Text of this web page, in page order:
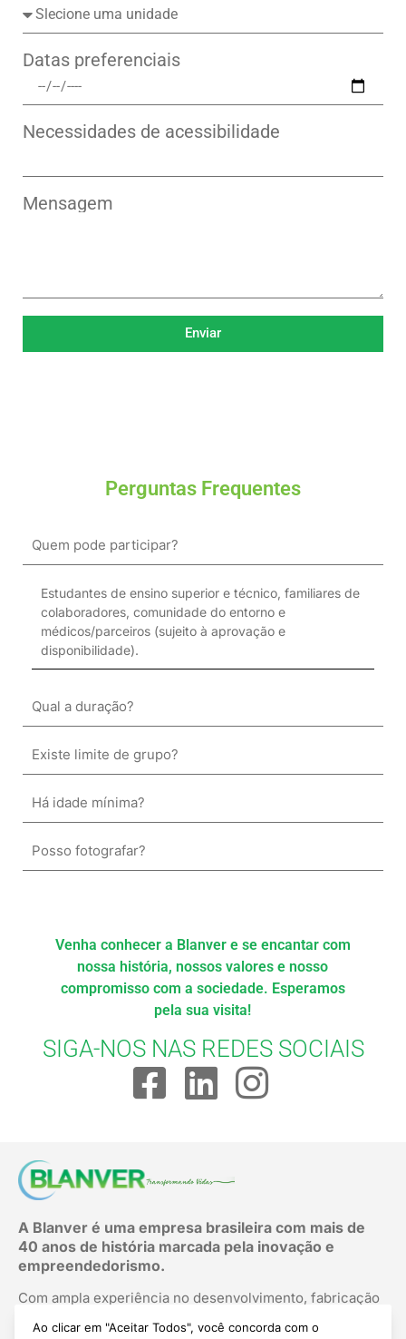
Datas preferenciais
Necessidades de acessibilidade
Mensagem
Enviar
Perguntas Frequentes
Quem pode participar?
Estudantes de ensino superior e técnico, familiares de
colaboradores, comunidade do entorno e
médicos/parceiros (sujeito à aprovação e
disponibilidade).
Qual a duração?
Existe limite de grupo?
Há idade mínima?
Posso fotografar?
Venha conhecer a Blanver e se encantar com
nossa história, nossos valores e nosso
compromisso com a sociedade. Esperamos
pela sua visita!
SIGA-NOS NAS REDES SOCIAIS
A Blanver é uma empresa brasileira com mais de
40 anos de história marcada pela inovação e
empreendedorismo.
Com ampla experiência no desenvolvimento, fabricação
farmacêuticos ativos, oferecemos produtos de alta
Ao clicar em "Aceitar Todos", você concorda com o